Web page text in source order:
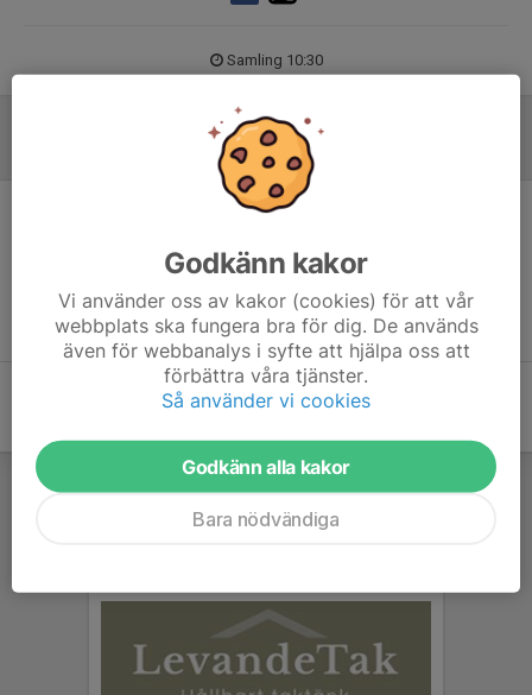
Samling 10:30
Godkänn kakor
Vi använder oss av kakor (cookies) för att vår
webbplats ska fungera bra för dig. De används
även för webbanalys i syfte att hjälpa oss att
förbättra våra tjänster.
Så använder vi cookies
Godkänn alla kakor
Bara nödvändiga